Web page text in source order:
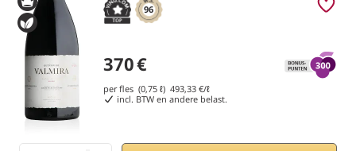
96
370€
per fles (0,75 ℓ) 493,33 €/ℓ
incl. BTW en andere belast.